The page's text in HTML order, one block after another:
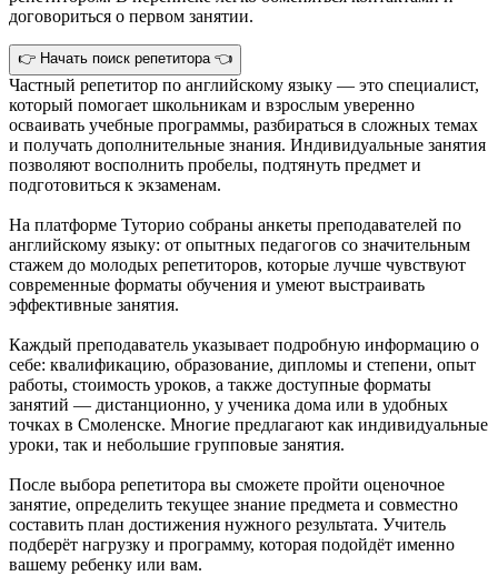
договориться о первом занятии.
👉 Начать поиск репетитора 👈
Частный репетитор по английскому языку — это специалист,
который помогает школьникам и взрослым уверенно
осваивать учебные программы, разбираться в сложных темах
и получать дополнительные знания. Индивидуальные занятия
позволяют восполнить пробелы, подтянуть предмет и
подготовиться к экзаменам.
На платформе Туторио собраны анкеты преподавателей по
английскому языку: от опытных педагогов со значительным
стажем до молодых репетиторов, которые лучше чувствуют
современные форматы обучения и умеют выстраивать
эффективные занятия.
Каждый преподаватель указывает подробную информацию о
себе: квалификацию, образование, дипломы и степени, опыт
работы, стоимость уроков, а также доступные форматы
занятий — дистанционно, у ученика дома или в удобных
точках в Смоленске. Многие предлагают как индивидуальные
уроки, так и небольшие групповые занятия.
После выбора репетитора вы сможете пройти оценочное
занятие, определить текущее знание предмета и совместно
составить план достижения нужного результата. Учитель
подберёт нагрузку и программу, которая подойдёт именно
вашему ребенку или вам.